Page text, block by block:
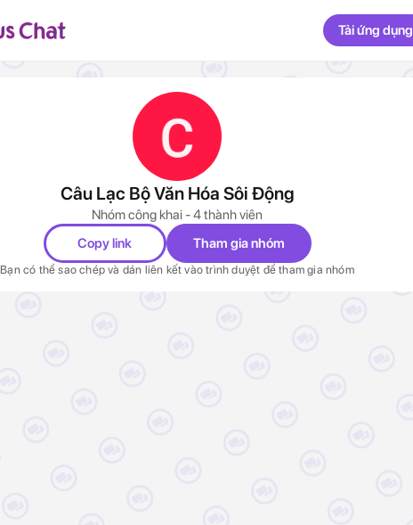
Tải ứng dụng
Câu Lạc Bộ Văn Hóa Sôi Động
Nhóm công khai - 4 thành viên
Copy link
Tham gia nhóm
Bạn có thể sao chép và dán liên kết vào trình duyệt để tham gia nhóm